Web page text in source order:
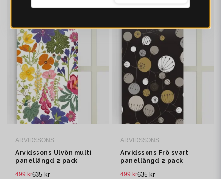
ARVIDSSONS
Arvidssons Ulvön multi
panellängd 2 pack
635 kr
499 kr
ARVIDSSONS
Arvidssons Frö svart
panellängd 2 pack
635 kr
499 kr